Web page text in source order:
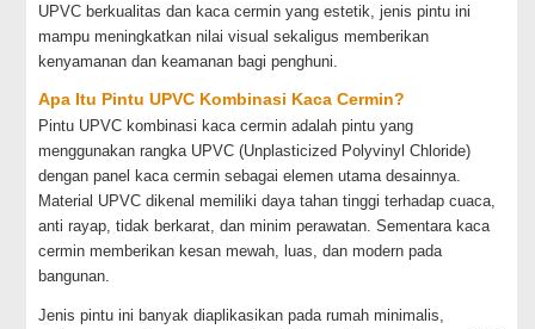
UPVC berkualitas dan kaca cermin yang estetik, jenis pintu ini
mampu meningkatkan nilai visual sekaligus memberikan
kenyamanan dan keamanan bagi penghuni.
Apa Itu Pintu UPVC Kombinasi Kaca Cermin?
Pintu UPVC kombinasi kaca cermin adalah pintu yang
menggunakan rangka UPVC (Unplasticized Polyvinyl Chloride)
dengan panel kaca cermin sebagai elemen utama desainnya.
Material UPVC dikenal memiliki daya tahan tinggi terhadap cuaca,
anti rayap, tidak berkarat, dan minim perawatan. Sementara kaca
cermin memberikan kesan mewah, luas, dan modern pada
bangunan.
Jenis pintu ini banyak diaplikasikan pada rumah minimalis,